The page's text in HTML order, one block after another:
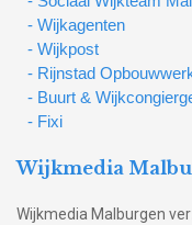
- Wijkagenten
- Wijkpost
- Rijnstad
- Buurt &
- Fixi
Wijkmedia
Wijkmedia Malburgen